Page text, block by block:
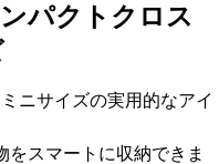
パクトクロス
ニサイズの実用的なアイ
スマートに収納できま